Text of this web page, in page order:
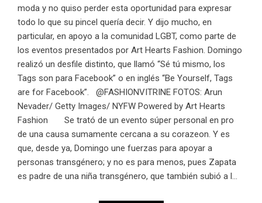
moda y no quiso perder esta oportunidad para expresar
todo lo que su pincel quería decir. Y dijo mucho, en
particular, en apoyo a la comunidad LGBT, como parte de
los eventos presentados por Art Hearts Fashion. Domingo
realizó un desfile distinto, que llamó “Sé tú mismo, los
Tags son para Facebook” o en inglés “Be Yourself, Tags
are for Facebook”. @FASHIONVITRINE FOTOS: Arun
Nevader/ Getty Images/ NYFW Powered by Art Hearts
Fashion Se trató de un evento súper personal en pro
de una causa sumamente cercana a su corazeon. Y es
que, desde ya, Domingo une fuerzas para apoyar a
personas transgénero; y no es para menos, pues Zapata
es padre de una niña transgénero, que también subió a l...